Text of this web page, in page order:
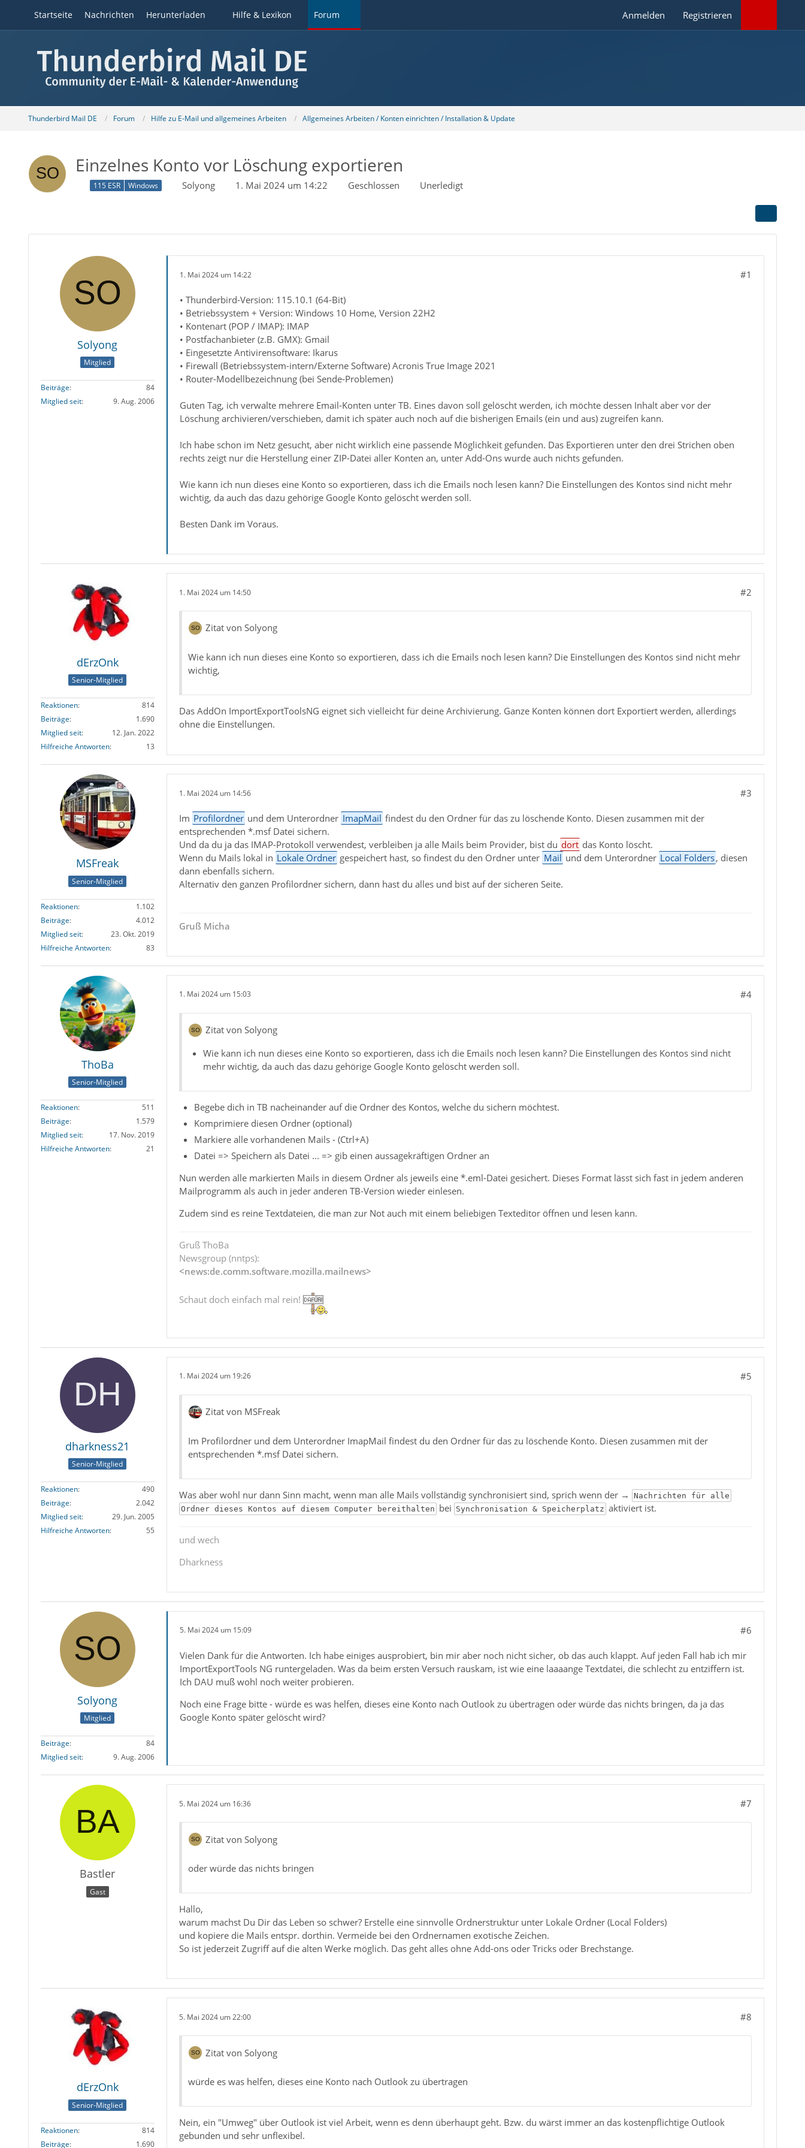
Startseite Nachrichten Herunterladen Hilfe & Lexikon Forum Anmelden Registrieren
Thunderbird Mail DE Forum Hilfe zu E-Mail und allgemeines Arbeiten Allgemeines Arbeiten / Konten einrichten / Installation & Update
Einzelnes Konto vor Löschung exportieren
115 ESR Windows Solyong 1. Mai 2024 um 14:22 Geschlossen Unerledigt
Solyong
Mitglied
Beiträge
84
Mitglied seit
9. Aug. 2006
1. Mai 2024 um 14:22 #1
• Thunderbird-Version: 115.10.1 (64-Bit)
• Betriebssystem + Version: Windows 10 Home, Version 22H2
• Kontenart (POP / IMAP): IMAP
• Postfachanbieter (z.B. GMX): Gmail
• Eingesetzte Antivirensoftware: Ikarus
• Firewall (Betriebssystem-intern/Externe Software) Acronis True Image 2021
• Router-Modellbezeichnung (bei Sende-Problemen)
Guten Tag, ich verwalte mehrere Email-Konten unter TB. Eines davon soll gelöscht werden, ich möchte dessen Inhalt aber vor der
Löschung archivieren/verschieben, damit ich später auch noch auf die bisherigen Emails (ein und aus) zugreifen kann.
Ich habe schon im Netz gesucht, aber nicht wirklich eine passende Möglichkeit gefunden. Das Exportieren unter den drei Strichen oben
rechts zeigt nur die Herstellung einer ZIP-Datei aller Konten an, unter Add-Ons wurde auch nichts gefunden.
Wie kann ich nun dieses eine Konto so exportieren, dass ich die Emails noch lesen kann? Die Einstellungen des Kontos sind nicht mehr
wichtig, da auch das dazu gehörige Google Konto gelöscht werden soll.
Besten Dank im Voraus.
dErzOnk
Senior-Mitglied
Reaktionen
814
Beiträge
1.690
Mitglied seit
12. Jan. 2022
Hilfreiche Antworten
13
1. Mai 2024 um 14:50 #2
Zitat von Solyong
Wie kann ich nun dieses eine Konto so exportieren, dass ich die Emails noch lesen kann? Die Einstellungen des Kontos sind nicht mehr
wichtig,
Das AddOn ImportExportToolsNG eignet sich vielleicht für deine Archivierung. Ganze Konten können dort Exportiert werden, allerdings
ohne die Einstellungen.
MSFreak
Senior-Mitglied
Reaktionen
1.102
Beiträge
4.012
Mitglied seit
23. Okt. 2019
Hilfreiche Antworten
83
1. Mai 2024 um 14:56 #3
Im Profilordner und dem Unterordner ImapMail findest du den Ordner für das zu löschende Konto. Diesen zusammen mit der
entsprechenden *.msf Datei sichern.
Und da du ja das IMAP-Protokoll verwendest, verbleiben ja alle Mails beim Provider, bist du dort das Konto löscht.
Wenn du Mails lokal in Lokale Ordner gespeichert hast, so findest du den Ordner unter Mail und dem Unterordner Local Folders, diesen
dann ebenfalls sichern.
Alternativ den ganzen Profilordner sichern, dann hast du alles und bist auf der sicheren Seite.
Gruß Micha
ThoBa
Senior-Mitglied
Reaktionen
511
Beiträge
1.579
Mitglied seit
17. Nov. 2019
Hilfreiche Antworten
21
1. Mai 2024 um 15:03 #4
Zitat von Solyong
Wie kann ich nun dieses eine Konto so exportieren, dass ich die Emails noch lesen kann? Die Einstellungen des Kontos sind nicht
mehr wichtig, da auch das dazu gehörige Google Konto gelöscht werden soll.
Begebe dich in TB nacheinander auf die Ordner des Kontos, welche du sichern möchtest.
Komprimiere diesen Ordner (optional)
Markiere alle vorhandenen Mails - (Ctrl+A)
Datei => Speichern als Datei ... => gib einen aussagekräftigen Ordner an
Nun werden alle markierten Mails in diesem Ordner als jeweils eine *.eml-Datei gesichert. Dieses Format lässt sich fast in jedem anderen
Mailprogramm als auch in jeder anderen TB-Version wieder einlesen.
Zudem sind es reine Textdateien, die man zur Not auch mit einem beliebigen Texteditor öffnen und lesen kann.
Gruß ThoBa
Newsgroup (nntps):
<news:de.comm.software.mozilla.mailnews>
Schaut doch einfach mal rein!
dharkness21
Senior-Mitglied
Reaktionen
490
Beiträge
2.042
Mitglied seit
29. Jun. 2005
Hilfreiche Antworten
55
1. Mai 2024 um 19:26 #5
Zitat von MSFreak
Im Profilordner und dem Unterordner ImapMail findest du den Ordner für das zu löschende Konto. Diesen zusammen mit der
entsprechenden *.msf Datei sichern.
Was aber wohl nur dann Sinn macht, wenn man alle Mails vollständig synchronisiert sind, sprich wenn der →
Nachrichten für alle
Ordner dieses Kontos auf diesem Computer bereithalten bei Synchronisation & Speicherplatz aktiviert ist.
und wech
Dharkness
Solyong
Mitglied
Beiträge
84
Mitglied seit
9. Aug. 2006
5. Mai 2024 um 15:09 #6
Vielen Dank für die Antworten. Ich habe einiges ausprobiert, bin mir aber noch nicht sicher, ob das auch klappt. Auf jeden Fall hab ich mir
ImportExportTools NG runtergeladen. Was da beim ersten Versuch rauskam, ist wie eine laaaange Textdatei, die schlecht zu entziffern ist.
Ich DAU muß wohl noch weiter probieren.
Noch eine Frage bitte - würde es was helfen, dieses eine Konto nach Outlook zu übertragen oder würde das nichts bringen, da ja das
Google Konto später gelöscht wird?
Bastler
Gast
5. Mai 2024 um 16:36 #7
Zitat von Solyong
oder würde das nichts bringen
Hallo,
warum machst Du Dir das Leben so schwer? Erstelle eine sinnvolle Ordnerstruktur unter Lokale Ordner (Local Folders)
und kopiere die Mails entspr. dorthin. Vermeide bei den Ordnernamen exotische Zeichen.
So ist jederzeit Zugriff auf die alten Werke möglich. Das geht alles ohne Add-ons oder Tricks oder Brechstange.
dErzOnk
Senior-Mitglied
Reaktionen
814
Beiträge
1.690
5. Mai 2024 um 22:00 #8
Zitat von Solyong
würde es was helfen, dieses eine Konto nach Outlook zu übertragen
Nein, ein "Umweg" über Outlook ist viel Arbeit, wenn es denn überhaupt geht. Bzw. du wärst immer an das kostenpflichtige Outlook
gebunden und sehr unflexibel.